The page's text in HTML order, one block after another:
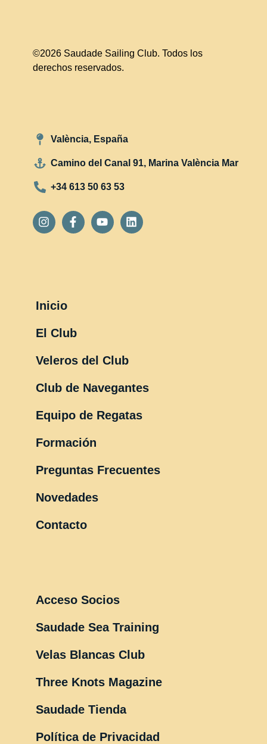
©2026 Saudade Sailing Club. Todos los
derechos reservados.
València, España
Camino del Canal 91, Marina València Mar
+34 613 50 63 53
Inicio
El Club
Veleros del Club
Club de Navegantes
Equipo de Regatas
Formación
Preguntas Frecuentes
Novedades
Contacto
Acceso Socios
Saudade Sea Training
Velas Blancas Club
Three Knots Magazine
Saudade Tienda
Política de Privacidad